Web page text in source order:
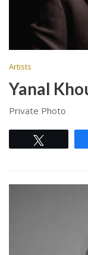
Artists
Yanal
Private Photo